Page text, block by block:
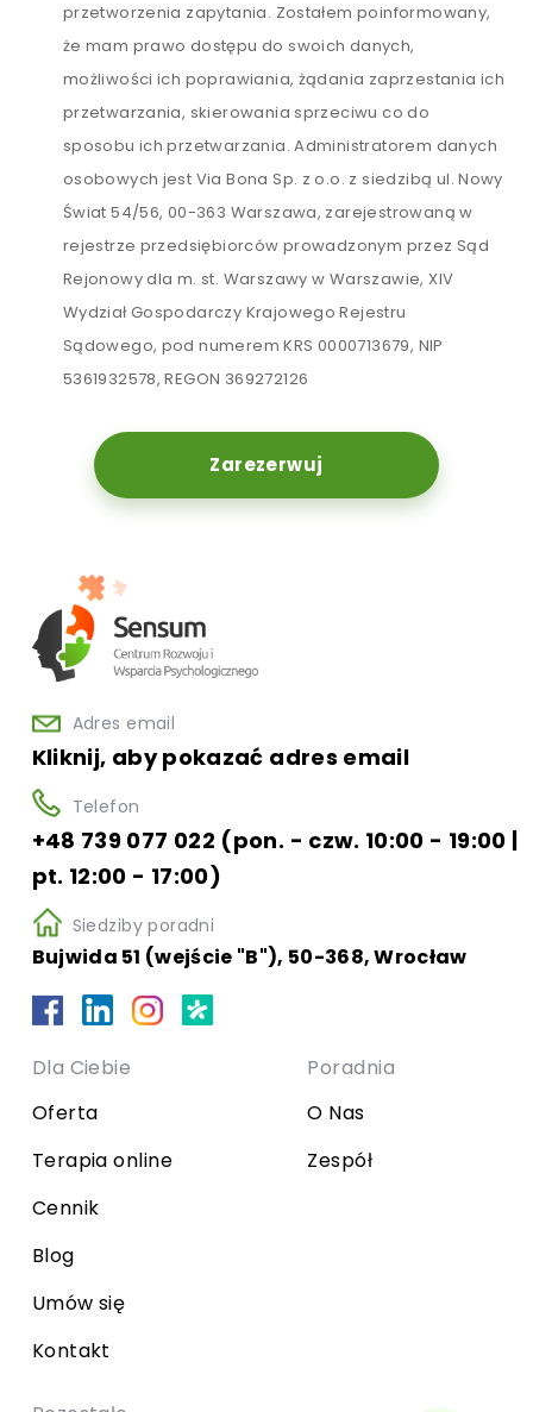
przetworzenia zapytania. Zostałem poinformowany,
że mam prawo dostępu do swoich danych,
możliwości ich poprawiania, żądania zaprzestania ich
przetwarzania, skierowania sprzeciwu co do
sposobu ich przetwarzania. Administratorem danych
osobowych jest Via Bona Sp. z o.o. z siedzibą ul. Nowy
Świat 54/56, 00-363 Warszawa, zarejestrowaną w
rejestrze przedsiębiorców prowadzonym przez Sąd
Rejonowy dla m. st. Warszawy w Warszawie, XIV
Wydział Gospodarczy Krajowego Rejestru
Sądowego, pod numerem KRS 0000713679, NIP
5361932578, REGON 369272126
Zarezerwuj
Adres email
Kliknij, aby pokazać adres email
Telefon
+48 739 077 022 (pon. - czw. 10:00 - 19:00 |
pt. 12:00 - 17:00)
Siedziby poradni
Bujwida 51 (wejście "B"), 50-368, Wrocław
Dla Ciebie
Oferta
Terapia online
Cennik
Blog
Umów się
Kontakt
Poradnia
O Nas
Zespół